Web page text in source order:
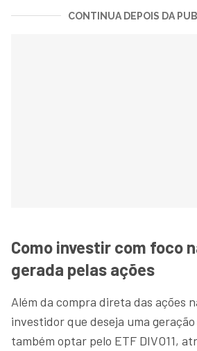
CONTINUA DEPOIS DA
Como investir com foco
gerada pelas ações
Além da compra direta das ações
investidor que deseja uma
também optar pelo ETF DIVO11,